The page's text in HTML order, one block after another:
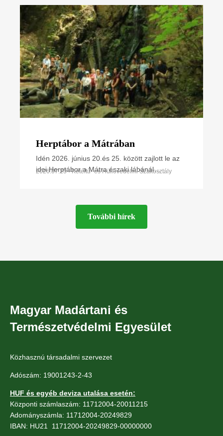
Herptábor a Mátrában
Idén 2026. június 20.és 25. között zajlott le az
idei Herptábor a Mátra északi lábánál
2026.07.23 • Kétéltű- és Hüllővédelmi Szakosztály
További hírek
Magyar Madártani és
Természetvédelmi Egyesület
Közhasznú társadalmi szervezet
Adószám: 19001243-2-43
HUF és egyéb deviza utalása esetén:
Központi számlaszám: 11712004-20011215
Adományszámla: 11712004-20249829
IBAN: HU21 11712004-20249829-00000000